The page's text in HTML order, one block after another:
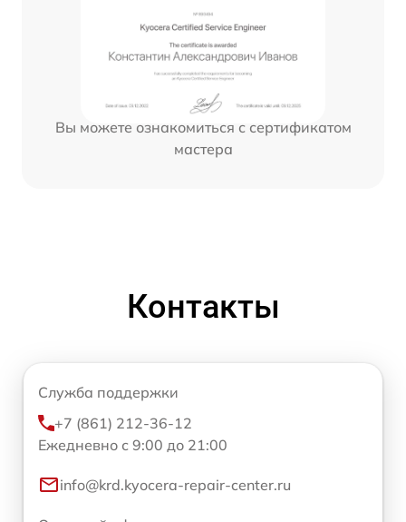
Вы можете ознакомиться с сертификатом
мастера
Контакты
Служба поддержки
+7 (861) 212-36-12
Ежедневно с 9:00 до 21:00
info@krd.kyocera-repair-center.ru